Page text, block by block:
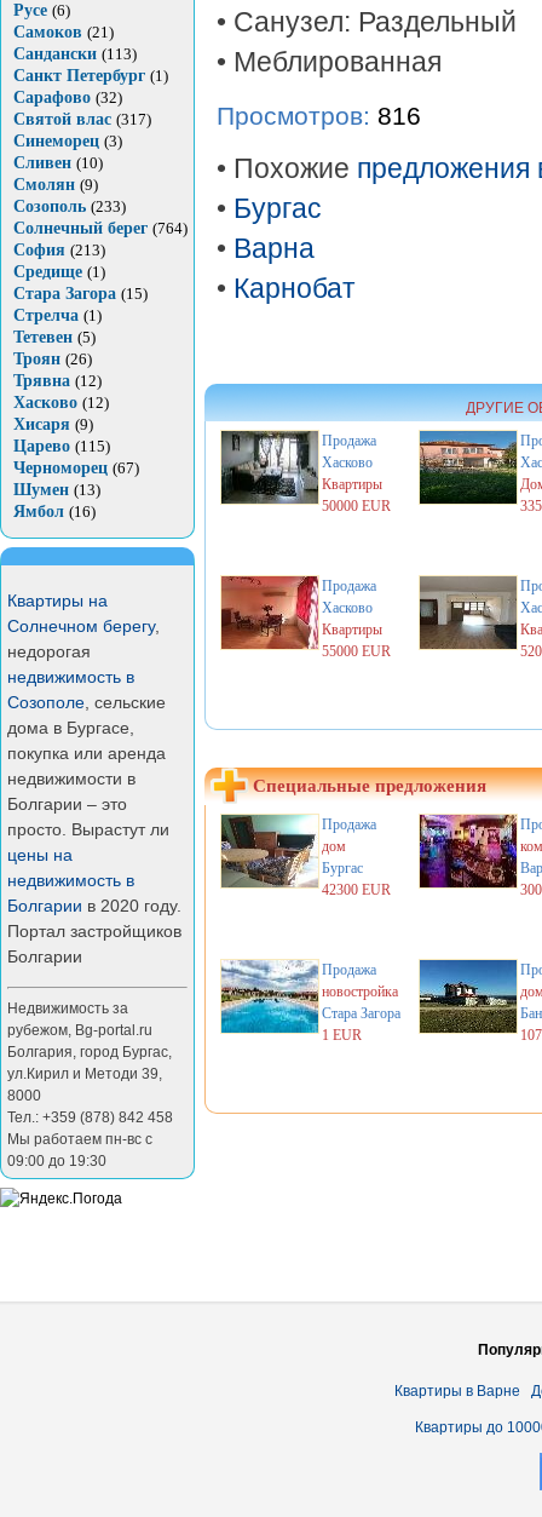
Русе (6)
Самоков (21)
Сандански (113)
Санкт Петербург (1)
Сарафово (32)
Святой влас (317)
Синеморец (3)
Сливен (10)
Смолян (9)
Созополь (233)
Солнечный берег (764)
София (213)
Средище (1)
Стара Загора (15)
Стрелча (1)
Тетевен (5)
Троян (26)
Трявна (12)
Хасково (12)
Хисаря (9)
Царево (115)
Черноморец (67)
Шумен (13)
Ямбол (16)
Квартиры на
Солнечном берегу,
недорогая
недвижимость в
Созополе , сельские
дома в Бургасе,
покупка или аренда
недвижимости в
Болгарии – это
просто. Вырастут ли
цены на
недвижимость в
Болгарии в 2020 году.
Портал застройщиков
Болгарии
Недвижимость за
рубежом, Bg-portal.ru
Болгария, город Бургас,
ул.Кирил и Методи 39,
8000
Тел.: +359 (878) 842 458
Мы работаем пн-вс с
09:00 до 19:30
• Санузел: Раздельный
• Меблированная
Просмотров: 816
• Похожие предложения
• Бургас
• Варна
• Карнобат
ДРУГИЕ
Продажа
Хасково
Квартиры
50000 EUR
Продажа
Хасково
Квартиры
55000 EUR
Специальные предложения
Продажа
дом
Бургас
42300 EUR
Продажа
новостройка
Стара Загора
1 EUR
Квартиры в Варне
Квартиры до